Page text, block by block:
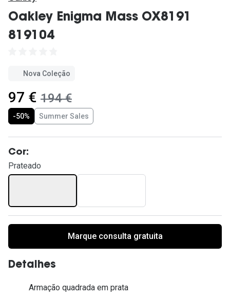
Oakley Enigma Mass OX8191
819104
Nova Coleção
agora:
97 € era:
194 €
-50% Summer Sales
Cor:
Prateado
Marque consulta gratuita
Detalhes
Armação quadrada em prata